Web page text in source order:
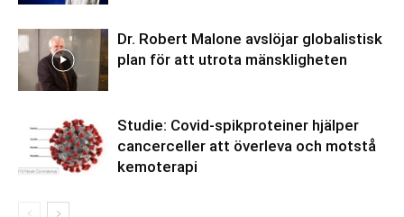
Dr. Robert Malone avslöjar globalistisk
plan för att utrota mänskligheten
Studie: Covid-spikproteiner hjälper
cancerceller att överleva och motstå
kemoterapi